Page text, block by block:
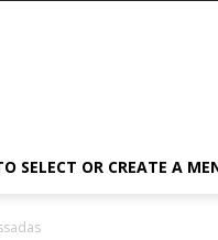
SELECT OR CREATE A